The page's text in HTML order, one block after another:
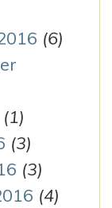
(6)
(1)
(3)
(3)
(4)